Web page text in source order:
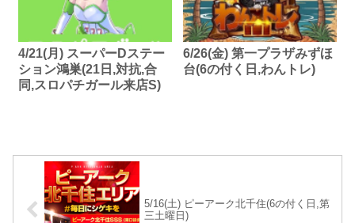
4/21(月) スーパーDステー
ション鴻巣(21日,対抗,合
同,スロパチガール来店S)
6/26(金) 第一プラザみずほ
台(6の付く日,わんトレ)
5/16(土) ピーアーク北千住(6の付く日,第
三土曜日)